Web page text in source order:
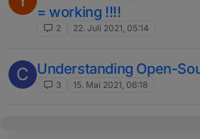
= working !!!!
2 22. Juli 2021, 05:14
C Understanding Open-
3 15. Mai 2021, 06:18